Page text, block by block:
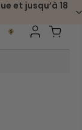
et jusqu’à 18